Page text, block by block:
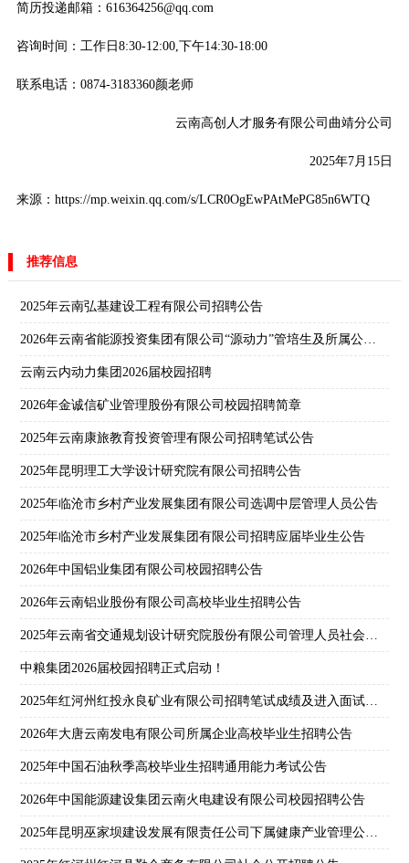
简历投递邮箱：616364256@qq.com
咨询时间：工作日8:30-12:00,下午14:30-18:00
联系电话：0874-3183360颜老师
云南高创人才服务有限公司曲靖分公司
2025年7月15日
来源：https://mp.weixin.qq.com/s/LCR0OgEwPAtMePG85n6WTQ
推荐信息
2025年云南弘基建设工程有限公司招聘公告
2026年云南省能源投资集团有限公司“源动力”管培生及所属公司校园招聘公告
云南云内动力集团2026届校园招聘
2026年金诚信矿业管理股份有限公司校园招聘简章
2025年云南康旅教育投资管理有限公司招聘笔试公告
2025年昆明理工大学设计研究院有限公司招聘公告
2025年临沧市乡村产业发展集团有限公司选调中层管理人员公告
2025年临沧市乡村产业发展集团有限公司招聘应届毕业生公告
2026年中国铝业集团有限公司校园招聘公告
2026年云南铝业股份有限公司高校毕业生招聘公告
2025年云南省交通规划设计研究院股份有限公司管理人员社会招聘公告
中粮集团2026届校园招聘正式启动！
2025年红河州红投永良矿业有限公司招聘笔试成绩及进入面试人员名单公示
2026年大唐云南发电有限公司所属企业高校毕业生招聘公告
2025年中国石油秋季高校毕业生招聘通用能力考试公告
2026年中国能源建设集团云南火电建设有限公司校园招聘公告
2025年昆明巫家坝建设发展有限责任公司下属健康产业管理公司第一批次社会招聘公告